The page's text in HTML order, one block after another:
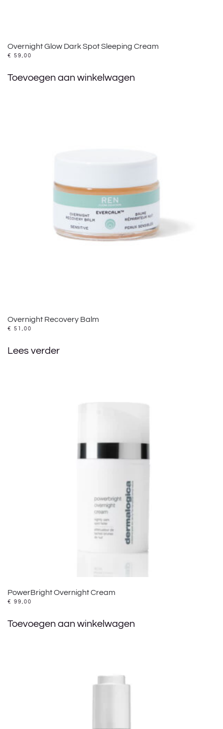
Overnight Glow Dark Spot Sleeping Cream
€ 59,00
Toevoegen aan winkelwagen
Overnight Recovery Balm
€ 51,00
Lees verder
PowerBright Overnight Cream
€ 99,00
Toevoegen aan winkelwagen